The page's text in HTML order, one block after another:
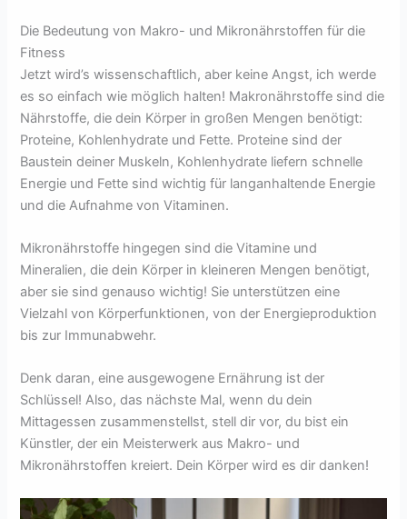
Die Bedeutung von Makro- und Mikronährstoffen für die
Fitness
Jetzt wird’s wissenschaftlich, aber keine Angst, ich werde
es so einfach wie möglich halten! Makronährstoffe sind die
Nährstoffe, die dein Körper in großen Mengen benötigt:
Proteine, Kohlenhydrate und Fette. Proteine sind der
Baustein deiner Muskeln, Kohlenhydrate liefern schnelle
Energie und Fette sind wichtig für langanhaltende Energie
und die Aufnahme von Vitaminen.
Mikronährstoffe hingegen sind die Vitamine und
Mineralien, die dein Körper in kleineren Mengen benötigt,
aber sie sind genauso wichtig! Sie unterstützen eine
Vielzahl von Körperfunktionen, von der Energieproduktion
bis zur Immunabwehr.
Denk daran, eine ausgewogene Ernährung ist der
Schlüssel! Also, das nächste Mal, wenn du dein
Mittagessen zusammenstellst, stell dir vor, du bist ein
Künstler, der ein Meisterwerk aus Makro- und
Mikronährstoffen kreiert. Dein Körper wird es dir danken!